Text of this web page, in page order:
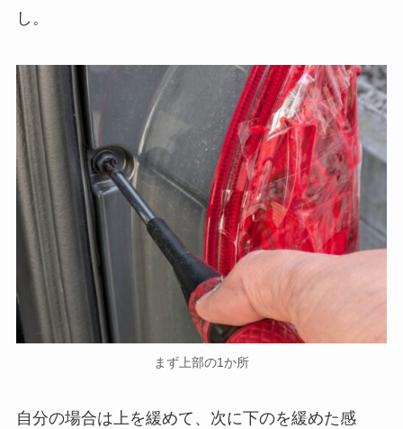
し。
まず上部の1か所
自分の場合は上を緩めて、次に下のを緩めた感